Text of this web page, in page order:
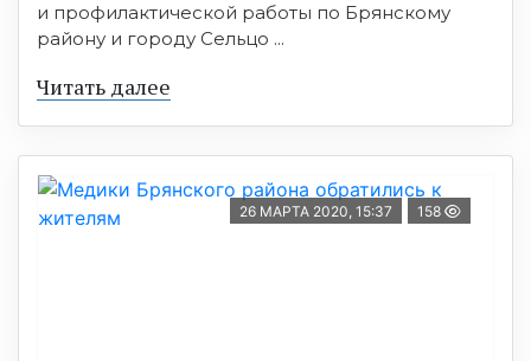
и профилактической работы по Брянскому
району и городу Сельцо ...
Читать далее
26 МАРТА 2020, 15:37 158